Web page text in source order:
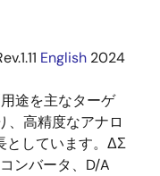
English 2024
途を主なターゲ
、高精度なアナロ
としています。ΔΣ
ンバータ、D/A